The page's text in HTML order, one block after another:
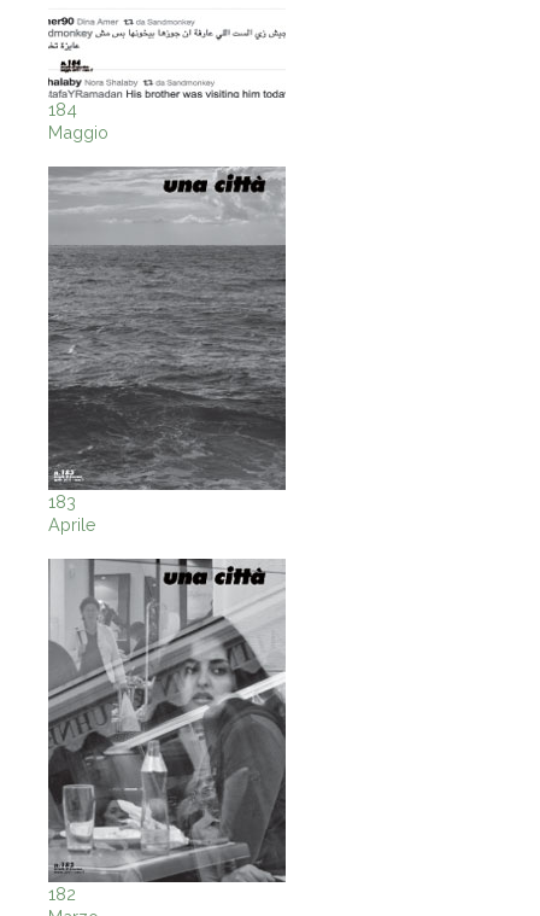
184
Maggio
183
Aprile
182